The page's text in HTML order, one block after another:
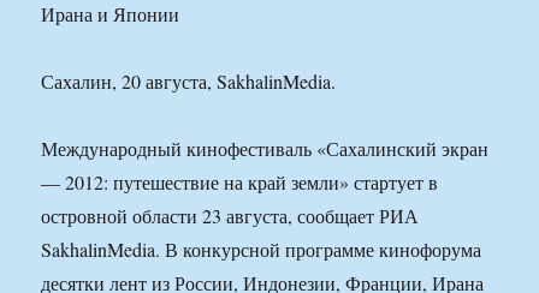
Ирана и Японии
Сахалин, 20 августа, SakhalinMedia.
Международный кинофестиваль «Сахалинский экран
— 2012: путешествие на край земли» стартует в
островной области 23 августа, сообщает РИА
SakhalinMedia. В конкурсной программе кинофорума
десятки лент из России, Индонезии, Франции, Ирана